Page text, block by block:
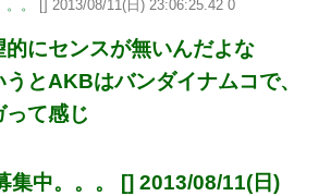
。。 [] 2013/08/11(日) 23:06:25.42 0
的にセンスが無いんだよな
とAKBはバンダイナムコで、
て感じ
集中。。。 [] 2013/08/11(日)